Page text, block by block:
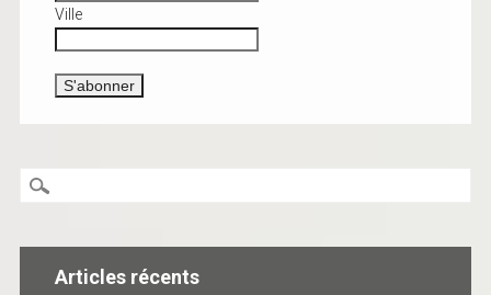
Ville
Articles récents